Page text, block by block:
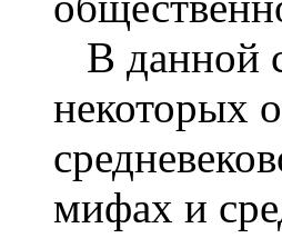
В данной
некоторых
мифах и